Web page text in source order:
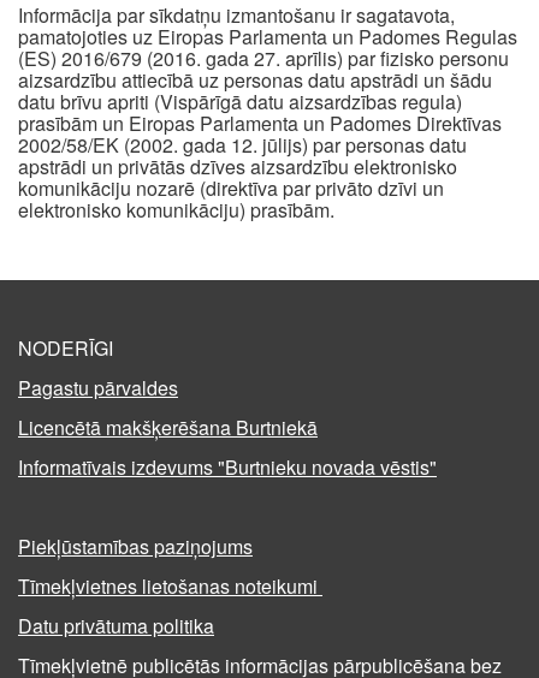
Informācija par sīkdatņu izmantošanu ir sagatavota,
pamatojoties uz Eiropas Parlamenta un Padomes Regulas
(ES) 2016/679 (2016. gada 27. aprīlis) par fizisko personu
aizsardzību attiecībā uz personas datu apstrādi un šādu
datu brīvu apriti (Vispārīgā datu aizsardzības regula)
prasībām un Eiropas Parlamenta un Padomes Direktīvas
2002/58/EK (2002. gada 12. jūlijs) par personas datu
apstrādi un privātās dzīves aizsardzību elektronisko
komunikāciju nozarē (direktīva par privāto dzīvi un
elektronisko komunikāciju) prasībām.
NODERĪGI
Pagastu pārvaldes
Licencētā makšķerēšana Burtniekā
Informatīvais izdevums "Burtnieku novada vēstis"
Piekļūstamības paziņojums
Tīmekļvietnes lietošanas noteikumi
Datu privātuma politika
Tīmekļvietnē publicētās informācijas pārpublicēšana bez